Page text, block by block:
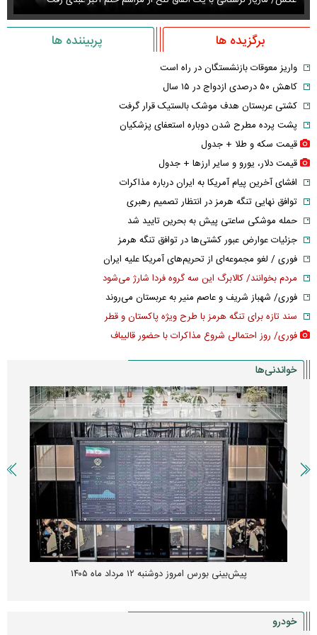
برگزیده ها پربیننده ها
واریز معوقات بازنشستگان در راه است
کاهش ۵۰ درصدی ازدواج در ۱۵ سال
کشتی عربستان هدف موشک بالستیک قرار گرفت
پشت پرده مطرح شدن دوباره استعفای پزشکیان
قیمت سکه و طلا + جدول
قیمت دلار، یورو و سایر ارز‌ها + جدول
افشای آخرین پیام آمریکا به ایران درباره مذاکرات
توافق نهایی تنگه هرمز در انتظار تصمیم رهبری
حمله موشکی ساعتی پیش به بحرین تایید شد
جزئیات عوارض عبور کشتی‌ها در توافق تنگه هرمز
فوری / لغو مجموعه‌ای از تحریم‌های آمریکا علیه ایران
مردم بخوانند/ کالابرگ این سه گروه فردا شارژ می‌شود
فوری/ شهباز شریف و عاصم منیر به عربستان می‌روند
سند تازه برای تنگه هرمز با طرح ویژه پاکستان و قطر
فوری/ روز احتمالی شروع مذاکرات با حضور قالیباف
خواندنی‌ها
پیش‌بینی بورس امروز دوشنبه ۱۲ مرداد ماه ۱۴۰۵
خودرو